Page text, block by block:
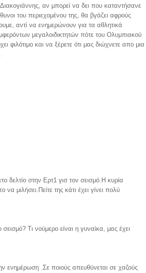
αν μπορεί να δει που καταντήσανε
του περιεχομένου της, θα βγάζει αφρούς
αντί να ενημερώνουν για τα αθλητικά
μεγαλοιδικτητών πότε του Ολυμπιακού
και να ξέρετε ότι μας διώχνετε απο μια
δελτίο στην Ερτ1 γισ τον σεισμό.Η κυρία
μιλήσει.Πείτε της κάτι έχει γίνει πολύ
Τι νούμερο είναι η γυναίκα, μας έχει
ενημέρωση .Σε ποιούς απευθύνεται σε χαζούς